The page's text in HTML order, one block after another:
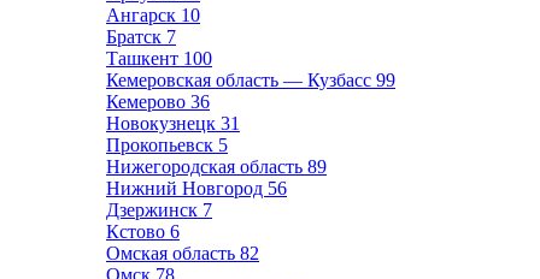
Ангарск 10
Братск 7
Ташкент 100
Кемеровская область — Кузбасс 99
Кемерово 36
Новокузнецк 31
Прокопьевск 5
Нижегородская область 89
Нижний Новгород 56
Дзержинск 7
Кстово 6
Омская область 82
Омск 78